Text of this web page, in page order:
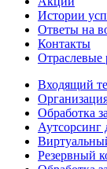
Истории
Ответы на
Контакты
Отраслевые
Входящий
Обработка
Аутсорсинг
Резервный